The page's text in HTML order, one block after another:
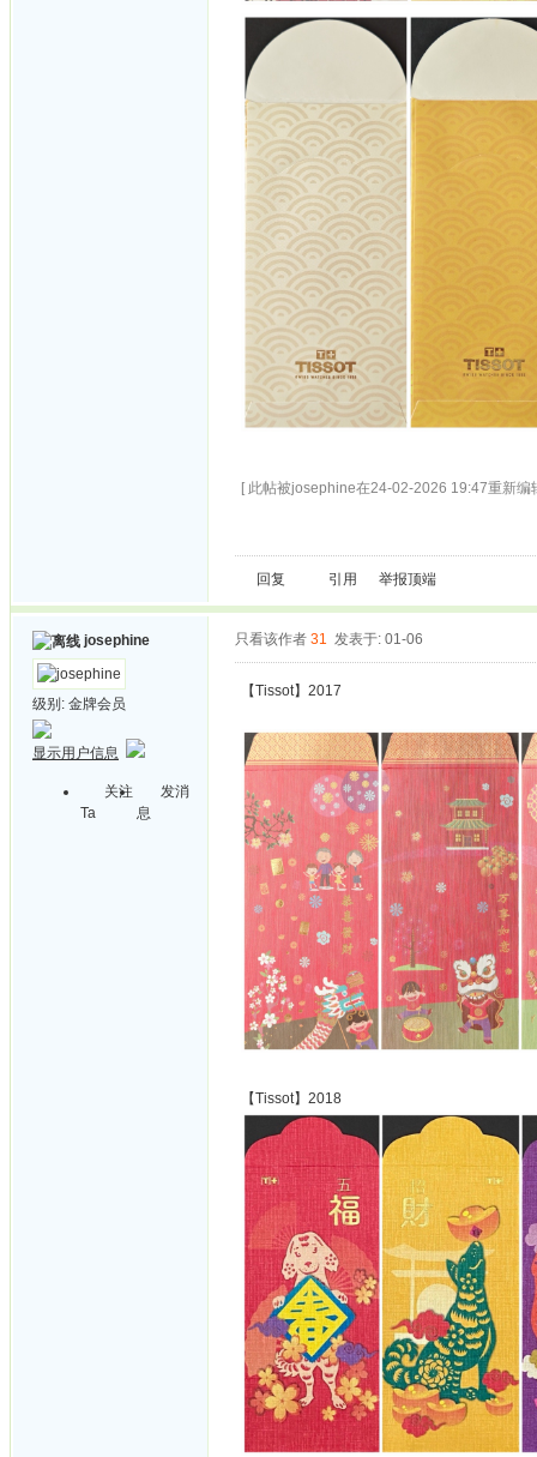
[ 此帖被josephine在24-02-2026 19:47重新编
回复 引用 举报顶端
josephine
级别: 金牌会员
显示用户信息
关注
Ta
发消
息
只看该作者 31 发表于: 01-06
【Tissot】2017
【Tissot】2018